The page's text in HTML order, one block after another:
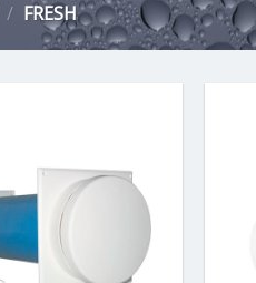
/ FRESH